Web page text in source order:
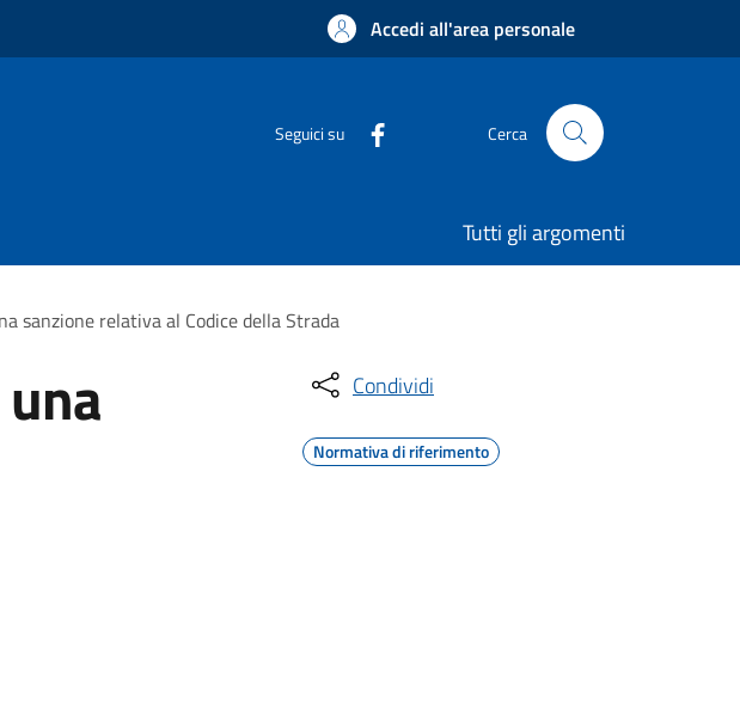
Accedi all'area personale
Seguici su Cerca
Tutti gli argomenti
sanzione relativa al Codice della Strada
Condividi
Normativa di riferimento